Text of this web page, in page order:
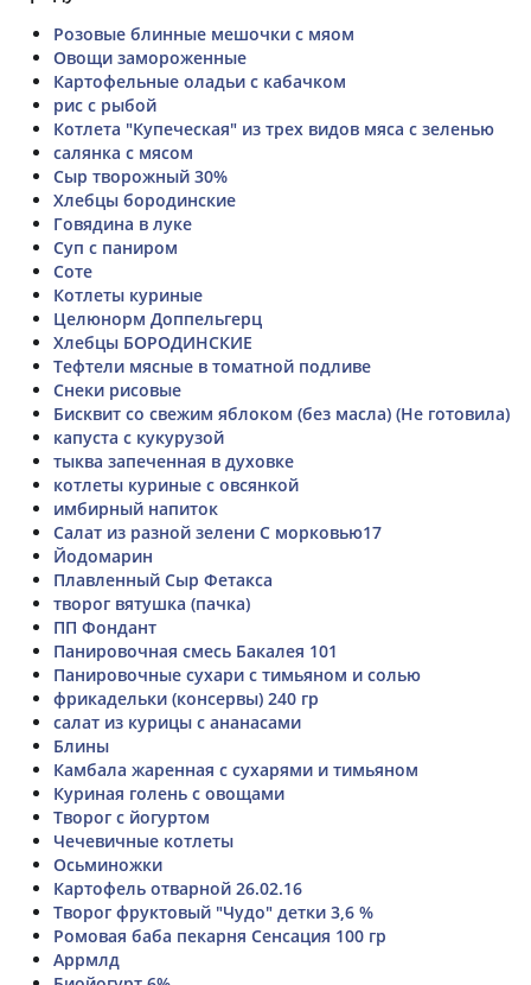
Розовые блинные мешочки с мяом
Овощи замороженные
Картофельные оладьи с кабачком
рис с рыбой
Котлета "Купеческая" из трех видов мяса с зеленью
салянка с мясом
Сыр творожный 30%
Хлебцы бородинские
Говядина в луке
Суп с паниром
Соте
Котлеты куриные
Целюнорм Доппельгерц
Хлебцы БОРОДИНСКИЕ
Тефтели мясные в томатной подливе
Снеки рисовые
Бисквит со свежим яблоком (без масла) (Не готовила)
капуста с кукурузой
тыква запеченная в духовке
котлеты куриные с овсянкой
имбирный напиток
Салат из разной зелени С морковью17
Йодомарин
Плавленный Сыр Фетакса
творог вятушка (пачка)
ПП Фондант
Панировочная смесь Бакалея 101
Панировочные сухари с тимьяном и солью
фрикадельки (консервы) 240 гр
салат из курицы с ананасами
Блины
Камбала жаренная с сухарями и тимьяном
Куриная голень с овощами
Творог с йогуртом
Чечевичные котлеты
Осьминожки
Картофель отварной 26.02.16
Творог фруктовый "Чудо" детки 3,6 %
Ромовая баба пекарня Сенсация 100 гр
Аррмлд